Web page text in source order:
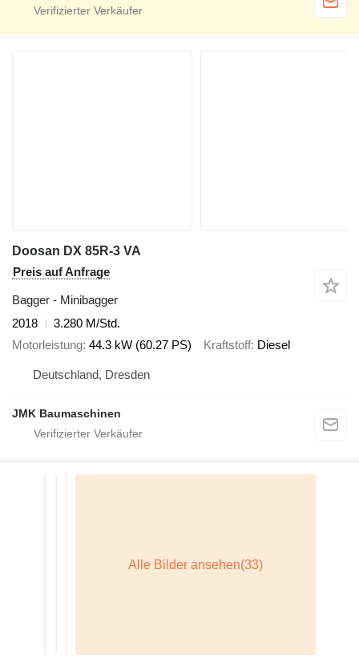
Doosan DX 85R-3 VA
Preis auf Anfrage
Bagger - Minibagger
2018
3.280 M/Std.
Motorleistung 44.3 kW (60.27 PS) Kraftstoff Diesel
Deutschland, Dresden
JMK Baumaschinen